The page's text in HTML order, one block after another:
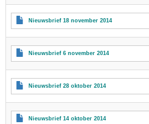
Nieuwsbrief 18 november 2014
Nieuwsbrief 6 november 2014
Nieuwsbrief 28 oktober 2014
Nieuwsbrief 14 oktober 2014